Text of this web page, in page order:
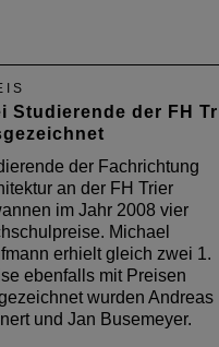
Studierende der FH
der Fachrichtung
an der FH Trier
im Jahr 2008 vier
Michael
erhielt gleich zwei 1.
ebenfalls mit Preisen
wurden Andreas
und Jan Busemeyer.